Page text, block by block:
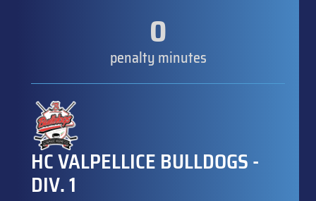
0
penalty minutes
HC VALPELLICE BULLDOGS -
DIV. 1